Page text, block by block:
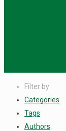
Filter by
Categories
Tags
Authors